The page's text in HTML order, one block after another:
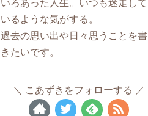
いろあった人生。いつも迷走して
いるような気がする。
過去の思い出や日々思うことを書
きたいです。
こあずきをフォローする